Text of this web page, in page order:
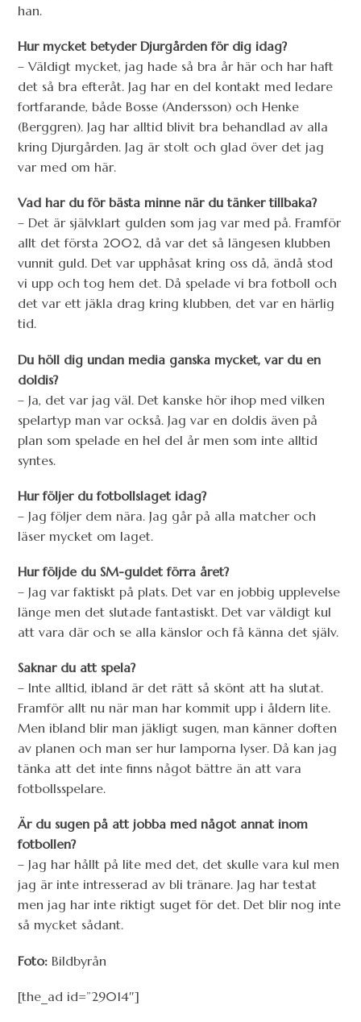
han.
Hur mycket betyder Djurgården för dig idag?
– Väldigt mycket, jag hade så bra år här och har haft
det så bra efteråt. Jag har en del kontakt med ledare
fortfarande, både Bosse (Andersson) och Henke
(Berggren). Jag har alltid blivit bra behandlad av alla
kring Djurgården. Jag är stolt och glad över det jag
var med om här.
Vad har du för bästa minne när du tänker tillbaka?
– Det är självklart gulden som jag var med på. Framför
allt det första 2002, då var det så längesen klubben
vunnit guld. Det var upphåsat kring oss då, ändå stod
vi upp och tog hem det. Då spelade vi bra fotboll och
det var ett jäkla drag kring klubben, det var en härlig
tid.
Du höll dig undan media ganska mycket, var du en
doldis?
– Ja, det var jag väl. Det kanske hör ihop med vilken
spelartyp man var också. Jag var en doldis även på
plan som spelade en hel del år men som inte alltid
syntes.
Hur följer du fotbollslaget idag?
– Jag följer dem nära. Jag går på alla matcher och
läser mycket om laget.
Hur följde du SM-guldet förra året?
– Jag var faktiskt på plats. Det var en jobbig upplevelse
länge men det slutade fantastiskt. Det var väldigt kul
att vara där och se alla känslor och få känna det själv.
Saknar du att spela?
– Inte alltid, ibland är det rätt så skönt att ha slutat.
Framför allt nu när man har kommit upp i åldern lite.
Men ibland blir man jäkligt sugen, man känner doften
av planen och man ser hur lamporna lyser. Då kan jag
tänka att det inte finns något bättre än att vara
fotbollsspelare.
Är du sugen på att jobba med något annat inom
fotbollen?
– Jag har hållt på lite med det, det skulle vara kul men
jag är inte intresserad av bli tränare. Jag har testat
men jag har inte riktigt suget för det. Det blir nog inte
så mycket sådant.
Foto: Bildbyrån
[the_ad id=”29014″]